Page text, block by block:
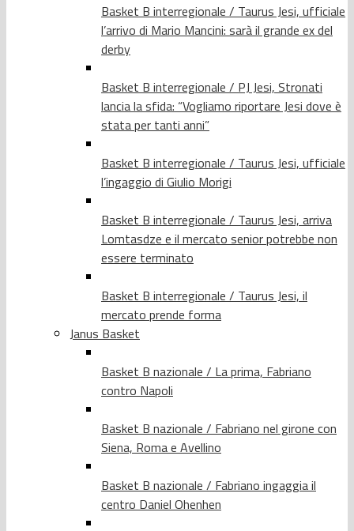
Basket B interregionale / Taurus Jesi, ufficiale
l’arrivo di Mario Mancini: sarà il grande ex del
derby
Basket B interregionale / PJ Jesi, Stronati
lancia la sfida: “Vogliamo riportare Jesi dove è
stata per tanti anni”
Basket B interregionale / Taurus Jesi, ufficiale
l’ingaggio di Giulio Morigi
Basket B interregionale / Taurus Jesi, arriva
Lomtasdze e il mercato senior potrebbe non
essere terminato
Basket B interregionale / Taurus Jesi, il
mercato prende forma
Janus Basket
Basket B nazionale / La prima, Fabriano
contro Napoli
Basket B nazionale / Fabriano nel girone con
Siena, Roma e Avellino
Basket B nazionale / Fabriano ingaggia il
centro Daniel Ohenhen